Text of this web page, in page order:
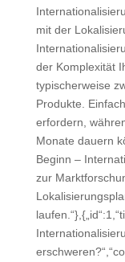
mit der
der Komplexität
typischerweise
Produkte.
erfordern,
Monate dauern
Beginn –
zur